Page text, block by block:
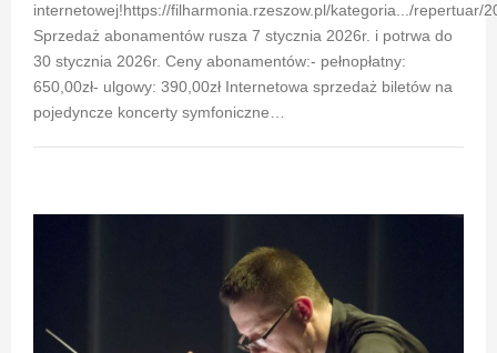
internetowej!https://filharmonia.rzeszow.pl/kategoria.../repertuar/
Sprzedaż abonamentów rusza 7 stycznia 2026r. i potrwa do
30 stycznia 2026r. Ceny abonamentów:- pełnopłatny:
650,00zł- ulgowy: 390,00zł Internetowa sprzedaż biletów na
pojedyncze koncerty symfoniczne…